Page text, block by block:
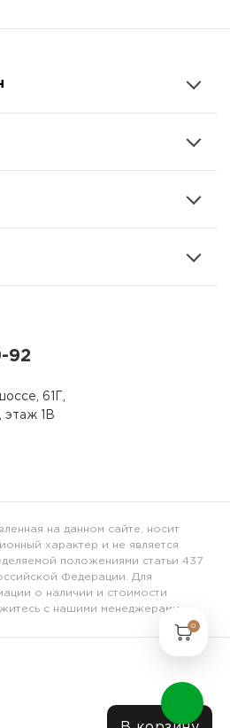
92
61Г,
этаж 1В
на данном сайте, носит
характер и не является
положениями статьи 437
Федерации. Для
о наличии и стоимости
с нашими менеджерами.
Часы64.ру
0